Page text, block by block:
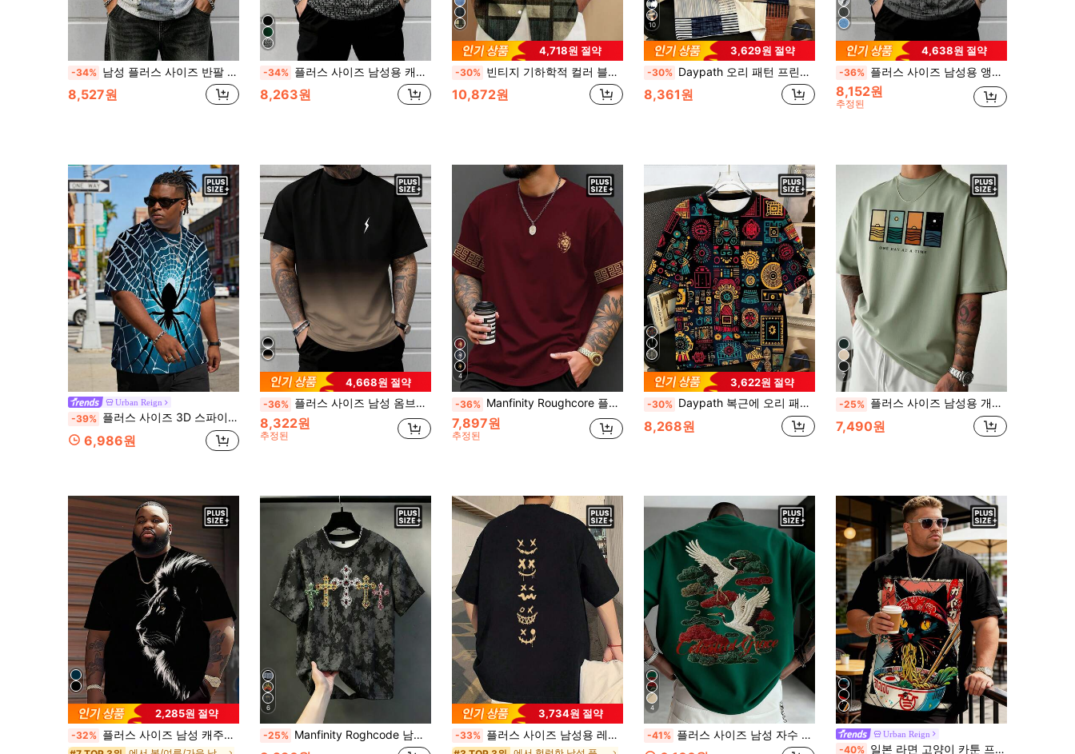
-34% 남성 플러스 사이즈 반팔 티셔츠, 데님 패치워크 프린트 캐주얼 스트리트웨어 티, 루즈핏 엣지 그래픽 탑
8,527원
-34% 플러스 사이즈 남성용 캐주얼 라운드 넥 반팔 트럼프 무늬 프린트 티셔츠, 여름용
8,263원
4,718원 절약
-30% 빈티지 기하학적 컬러 블록 질감 프린트 플러스 사이즈 남성용 경량 버튼 포켓 반팔 셔츠, 땀 흡수
10,872원
10
3,629원 절약
-30% Daypath 오리 패턴 프린트 디자인 복근, 남성용 패셔너블한 여름 캐주얼 스포츠웨어, 남성용 상의
8,361원
4,638원 절약
-36% 플러스 사이즈 남성용 앵커 & 해도 프린트 라운드 넥 반팔 티셔츠
8,152원
추정된
Urban Reign
-39% 플러스 사이즈 3D 스파이더 프린트 반팔 티셔츠, 남성용 루즈핏 스트릿웨어 캐주얼 티, 옴브레 블루 & 화이트 스파이더웹 그래픽 플러스 사이즈 남성 상의
6,986원
4,668원 절약
-36% 플러스 사이즈 남성 옴브레 라이트닝 프린트 캐주얼 라운드 넥 반팔 티셔츠
8,322원
추정된
4
-36% Manfinity Roughcore 플러스 사이즈 남성 패션 사나운 사자 프린트 반팔 티셔츠, 캐주얼 티, 미니멀리스트 & 다용도, 남자 친구 또는 가족을 위한 훌륭한 선물
7,897원
추정된
3,622원 절약
-30% Daypath 복근에 오리 패턴 프린트 디자인, 남성용 패셔너블한 여름 캐주얼 스포츠웨어, 남성용 상의
8,268원
7
-25% 플러스 사이즈 남성용 개인화 프린트 미니멀리스트 캐주얼 스타일 휴가 반팔 티셔츠 | 여름 착용에 적합
7,490원
2,285원 절약
-32% 플러스 사이즈 남성 캐주얼 라운드넥 티셔츠, 폴리에스터 니트 원단, 편안하고 통기성, 패션 반사 사자 그래픽 프린트, 캐주얼 스트리트 스타일 디자인, 참신한 탑
6
-25% Manfinity Roghcode 남성용 크로스 패턴 크루넥 캐주얼 데일리 반팔 티셔츠
3,734원 절약
-33% 플러스 사이즈 남성용 레터 & 피규어 프린트 라운드 넥 경량 루즈 캐주얼 반팔 티셔츠
4
-41% 플러스 사이즈 남성 자수 프린트 반팔 티셔츠 | 여름 착용에 적합 | 편안하고 통기성 있음 | 패션을 선도 Urban Reign
-40% 일본 라면 고양이 카툰 프린트 플러스 사이즈 남성 반팔 티셔츠, 세련된 캐주얼 플러스 사이즈 블랙 그래픽 티, 라운드 넥 루즈핏 여름 상의, 일상복 및 운동복으로 다용도